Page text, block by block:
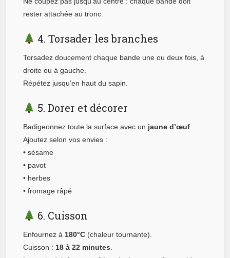
rester attachée au tronc.
4. Torsader les branches
Torsadez doucement chaque bande une ou deux fois, à
droite ou à gauche.
Répétez jusqu’en haut du sapin.
5. Dorer et décorer
Badigeonnez toute la surface avec un jaune d’œuf
Ajoutez selon vos envies :
• sésame
• pavot
• herbes
• fromage râpé
6. Cuisson
Enfournez à 180°C (chaleur tournante).
Cuisson : 18 à 22 minutes